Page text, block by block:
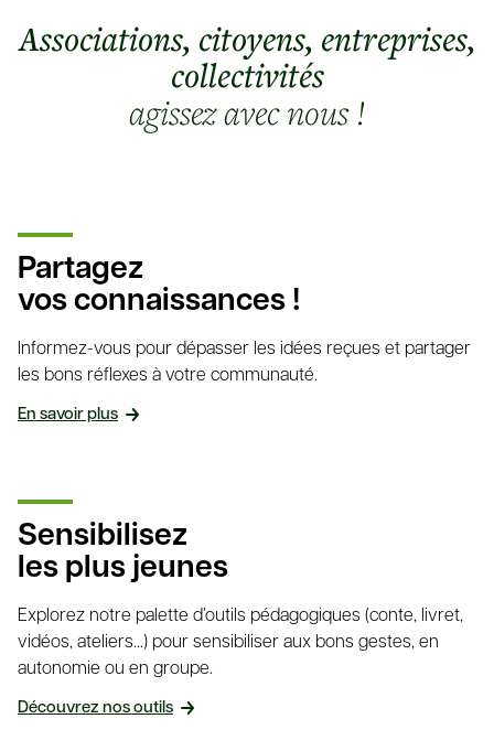
Associations, citoyens, entreprises,
collectivités
agissez avec nous !
Partagez
vos connaissances !
Informez-vous pour dépasser les idées reçues et partager
les bons réflexes à votre communauté.
En savoir plus
Sensibilisez
les plus jeunes
Explorez notre palette d’outils pédagogiques (conte, livret,
vidéos, ateliers...) pour sensibiliser aux bons gestes, en
autonomie ou en groupe.
Découvrez nos outils